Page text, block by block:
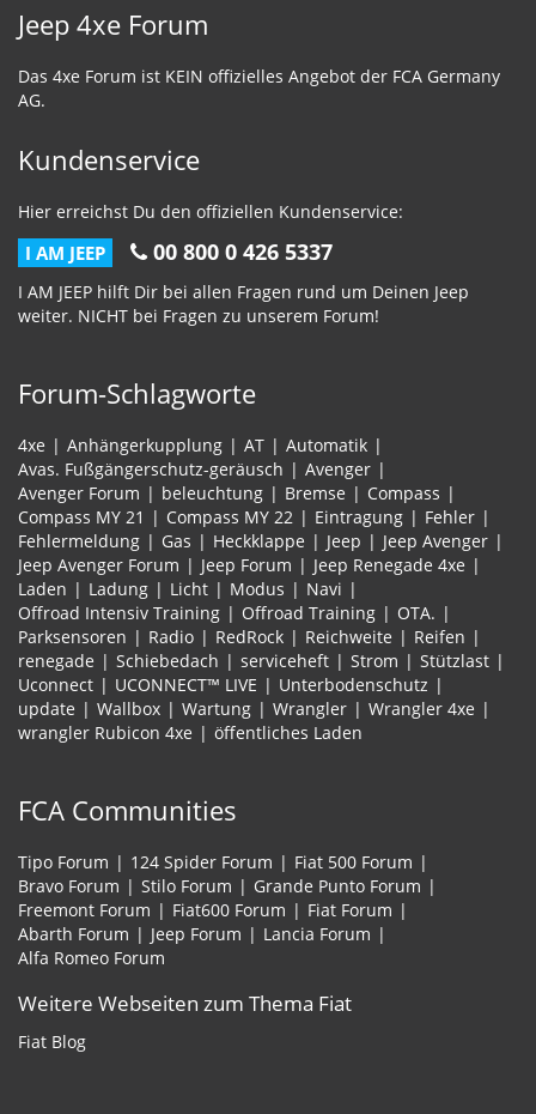
Jeep 4xe Forum
Das 4xe Forum ist KEIN offizielles Angebot der FCA Germany
AG.
Kundenservice
Hier erreichst Du den offiziellen Kundenservice:
I AM JEEP 00 800 0 426 5337
I AM JEEP hilft Dir bei allen Fragen rund um Deinen Jeep
weiter. NICHT bei Fragen zu unserem Forum!
Forum-Schlagworte
4xe Anhängerkupplung AT
Automatik
Avas. Fußgängerschutz-geräusch
Avenger
Avenger Forum
beleuchtung Bremse
Compass
Compass MY 21
Compass MY 22 Eintragung
Fehler
Fehlermeldung
Gas Heckklappe Jeep
Jeep Avenger
Jeep Avenger Forum
Jeep Forum
Jeep Renegade 4xe
Laden
Ladung Licht Modus
Navi
Offroad Intensiv Training
Offroad Training
OTA.
Parksensoren
Radio RedRock Reichweite
Reifen
renegade
Schiebedach serviceheft Strom
Stützlast
Uconnect
UCONNECT™ LIVE
Unterbodenschutz
update
Wallbox Wartung Wrangler
Wrangler 4xe
wrangler Rubicon 4xe
öffentliches Laden
FCA Communities
Tipo Forum 124 Spider Forum
Fiat 500 Forum
Bravo Forum
Stilo Forum
Grande Punto Forum
Freemont Forum
Fiat600 Forum
Fiat Forum
Abarth Forum
Jeep Forum
Lancia Forum
Alfa Romeo Forum
Weitere Webseiten zum Thema Fiat
Fiat Blog